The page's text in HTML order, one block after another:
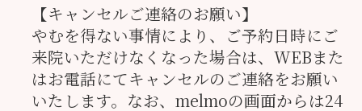
【キャンセルご連絡のお願い】
やむを得ない事情により、ご予約日時にご
来院いただけなくなった場合は、WEBまた
はお電話にてキャンセルのご連絡をお願い
いたします。なお、melmoの画面からは24